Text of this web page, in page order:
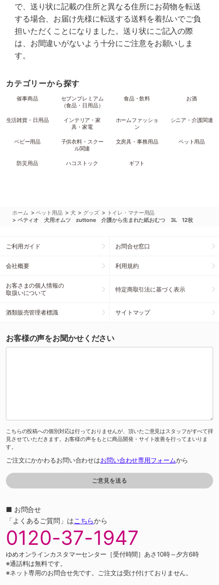
で、送り状に記載の住所と異なる住所にお荷物を転送
する場合、お届け先様に転送する送料を着払いでご負
担いただくことになりました。送り状にご記入の際
は、お間違いがないよう十分にご注意をお願いしま
す。
カテゴリーから探す
催事商品
セブンプレミアム
（食品・日用品）
食品・飲料 お酒
生活雑貨・日用品
インテリア・家
具・家電
ホームファッショ
ン
シニア・介護関連
ベビー用品
子供衣料・スクー
ル関連
文房具・事務用品 ペット用品
防災用品 ハコストック ギフト
ホーム >ペット用品 > 犬 > グッズ > トイレ・マナー用品
> ペティオ 犬用オムツ zuttone 介護から生まれた紙おむつ 3L 12枚
ご利用ガイド お問合せ窓口
会社概要 利用規約
お客さまの個人情報の
取扱いについて
特定商取引法に基づく表示
酒類販売管理者標識 サイトマップ
お客様の声をお聞かせください
こちらの投稿への個別対応は行っておりませんが、頂いたご意見はスタッフがすべて拝
見させていただきます。お客様の声をもとに商品開発・サイト改善を行ってまいりま
す。
ご注文にかかわるお問い合わせはお問い合わせ専用フォームから
■ お問合せ
「よくあるご質問」はこちらから
0120-37-1947
ゆめオンラインカスタマーセンター［受付時間］あさ10時～夕方6時
※通話料は無料です。
※ネット専用のお問合せ先です。ご注文は受け付けておりません。